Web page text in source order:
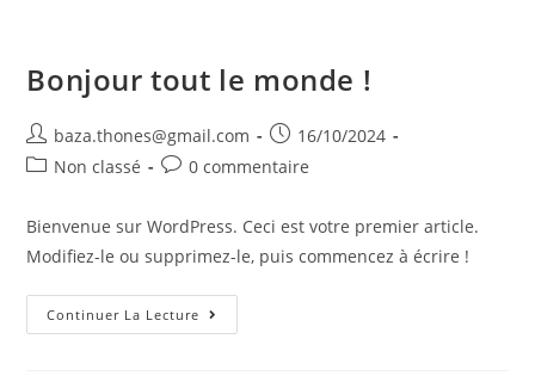
Bonjour tout le monde !
baza.thones@gmail.com
16/10/2024
Non classé
0 commentaire
Bienvenue sur WordPress. Ceci est votre premier article.
Modifiez-le ou supprimez-le, puis commencez à écrire !
Continuer La Lecture